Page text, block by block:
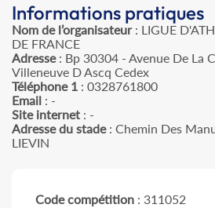
Informations pratiques
Nom de l’organisateur: LIGUE
DE FRANCE
Adresse: Bp 30304 - Avenue De La
Villeneuve D Ascq Cedex
Téléphone 1 : 0328761800
Email : -
Site internet : -
Adresse du stade: Chemin Des
LIEVIN
Code compétition : 311052